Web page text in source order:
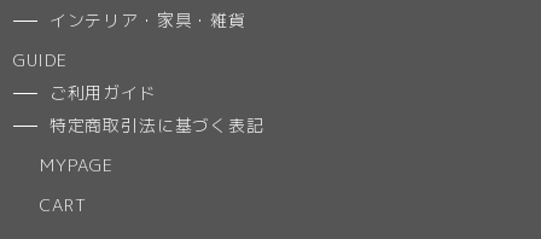
インテリア・家具・雑貨
GUIDE
ご利用ガイド
特定商取引法に基づく表記
MYPAGE
CART